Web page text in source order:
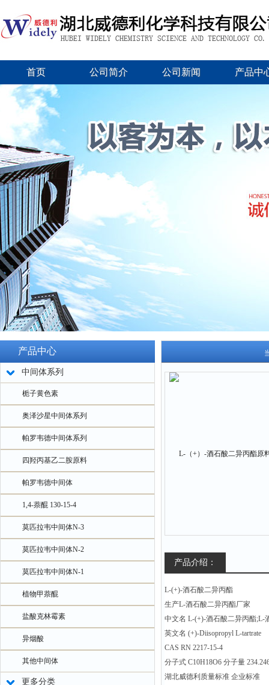
首页 公司简介 公司新闻 产品中
产品中心
中间体系列
栀子黄色素
奥泽沙星中间体系列
帕罗韦德中间体系列
四羟丙基乙二胺原料
帕罗韦德中间体
1,4-萘醌 130-15-4
莫匹拉韦中间体N-3
莫匹拉韦中间体N-2
莫匹拉韦中间体N-1
植物甲萘醌
盐酸克林霉素
异烟酸
其他中间体
更多分类
产品介绍：
L-(+)-酒石酸二异丙酯
生产L-酒石酸二异丙酯厂家
中文名 L-(+)-酒石酸二异丙酯;L-
英文名 (+)-Diisopropyl L-tartrate
CAS RN 2217-15-4
分子式 C10H18O6 分子量
湖北威德利质量标准 企业标准